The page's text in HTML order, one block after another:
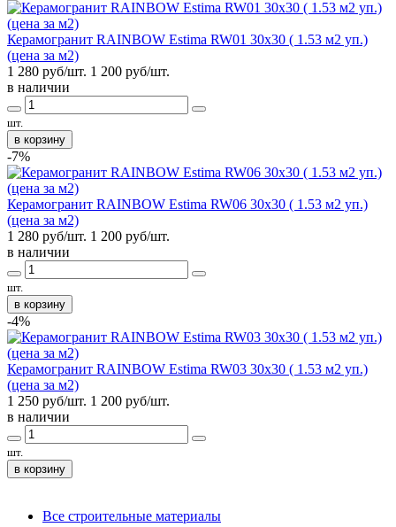
Керамогранит RAINBOW Estima RW01 30x30 ( 1.53 м2 уп.)
(цена за м2)
1 280 руб/шт. 1 200 руб/шт.
в наличии
шт.
в корзину
-7%
Керамогранит RAINBOW Estima RW06 30x30 ( 1.53 м2 уп.)
(цена за м2)
1 280 руб/шт. 1 200 руб/шт.
в наличии
шт.
в корзину
-4%
Керамогранит RAINBOW Estima RW03 30x30 ( 1.53 м2 уп.)
(цена за м2)
1 250 руб/шт. 1 200 руб/шт.
в наличии
шт.
в корзину
Все строительные материалы